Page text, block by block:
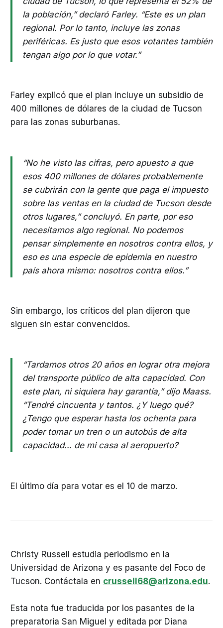
la población,” declaró Farley. “Este es un plan
regional. Por lo tanto, incluye las zonas
periféricas. Es justo que esos votantes también
tengan algo por lo que votar.”
Farley explicó que el plan incluye un subsidio de
400 millones de dólares de la ciudad de Tucson
para las zonas suburbanas.
“No he visto las cifras, pero apuesto a que
esos 400 millones de dólares probablemente
se cubrirán con la gente que paga el impuesto
sobre las ventas en la ciudad de Tucson desde
otros lugares,” concluyó. En parte, por eso
necesitamos algo regional. No podemos
pensar simplemente en nosotros contra ellos, y
eso es una especie de epidemia en nuestro
país ahora mismo: nosotros contra ellos.”
Sin embargo, los críticos del plan dijeron que
siguen sin estar convencidos.
“Tardamos otros 20 años en lograr otra mejora
del transporte público de alta capacidad. Con
este plan, ni siquiera hay garantía,” dijo Maass.
“Tendré cincuenta y tantos. ¿Y luego qué?
¿Tengo que esperar hasta los ochenta para
poder tomar un tren o un autobús de alta
capacidad… de mi casa al aeropuerto?
El último día para votar es el 10 de marzo.
Christy Russell estudia periodismo en la
Universidad de Arizona y es pasante del Foco de
Tucson. Contáctala en crussell68@arizona.edu.
Esta nota fue traducida por los pasantes de la
preparatoria San Miguel y editada por Diana